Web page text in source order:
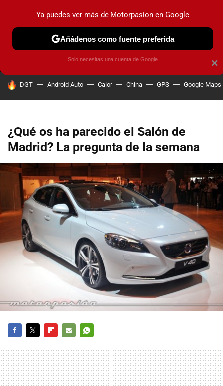
MENÚ NUEVO
COCHES ELÉCTRICOS OBSERVATORIO
HOY SE HABLA DE
DGT Android Auto Calor China GPS Google Maps
¿Qué os ha parecido el Salón de
Madrid? La pregunta de la semana
MAIL
×
Ya puedes ver más de Motorpasion en Google
Añádenos como fuente preferida
Solo necesitas una cuenta de Google